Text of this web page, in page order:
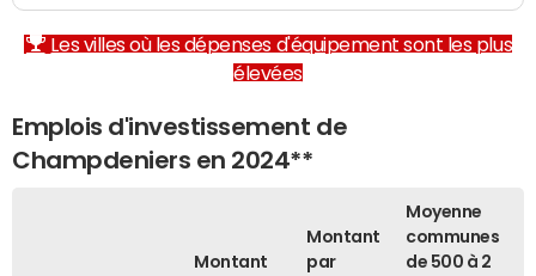
Les villes où les dépenses d'équipement sont les plus
élevées
Emplois d'investissement de
Champdeniers en 2024**
Montant
Montant
par
Moyenne
communes
de 500 à 2